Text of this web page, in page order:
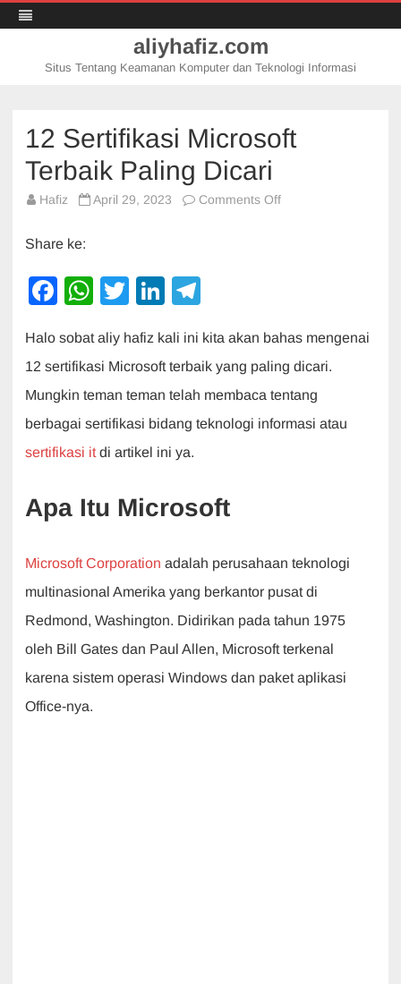
aliyhafiz.com
Situs Tentang Keamanan Komputer dan Teknologi Informasi
12 Sertifikasi Microsoft
Terbaik Paling Dicari
Hafiz April 29, 2023 Comments Offon
Share ke:
F
c
e
b
o
o
W
at
s
A
p
p
T
tt
er
Li
k
e
dI
n
e
gr
a
m
Halo sobat aliy hafiz kali ini kita akan bahas mengenai
12 sertifikasi Microsoft terbaik yang paling dicari.
Mungkin teman teman telah membaca tentang
berbagai sertifikasi bidang teknologi informasi atau
sertifikasi it di artikel ini ya.
Apa Itu Microsoft
Microsoft Corporation adalah perusahaan teknologi
multinasional Amerika yang berkantor pusat di
Redmond, Washington. Didirikan pada tahun 1975
oleh Bill Gates dan Paul Allen, Microsoft terkenal
karena sistem operasi Windows dan paket aplikasi
Office-nya.